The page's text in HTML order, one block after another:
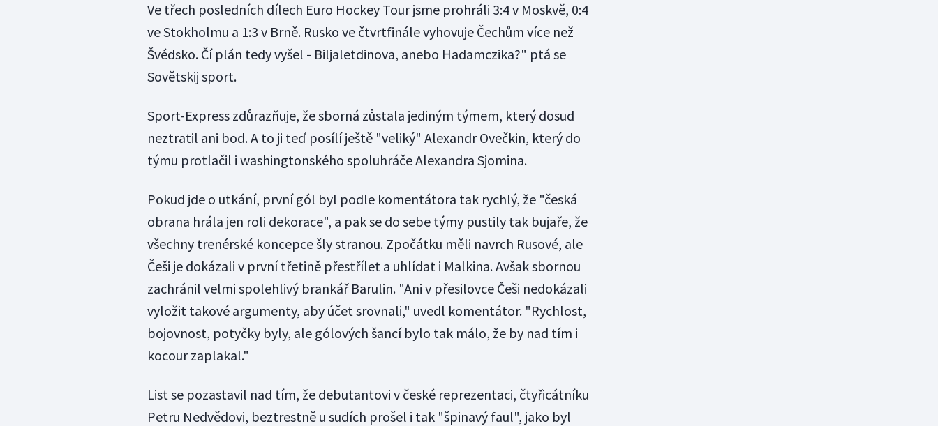
Ve třech posledních dílech Euro Hockey Tour jsme prohráli 3:4 v Moskvě, 0:4
ve Stokholmu a 1:3 v Brně. Rusko ve čtvrtfinále vyhovuje Čechům více než
Švédsko. Čí plán tedy vyšel - Biljaletdinova, anebo Hadamczika?" ptá se
Sovětskij sport.
Sport-Express zdůrazňuje, že sborná zůstala jediným týmem, který dosud
neztratil ani bod. A to ji teď posílí ještě "veliký" Alexandr Ovečkin, který do
týmu protlačil i washingtonského spoluhráče Alexandra Sjomina.
Pokud jde o utkání, první gól byl podle komentátora tak rychlý, že "česká
obrana hrála jen roli dekorace", a pak se do sebe týmy pustily tak bujaře, že
všechny trenérské koncepce šly stranou. Zpočátku měli navrch Rusové, ale
Češi je dokázali v první třetině přestřílet a uhlídat i Malkina. Avšak sbornou
zachránil velmi spolehlivý brankář Barulin. "Ani v přesilovce Češi nedokázali
vyložit takové argumenty, aby účet srovnali," uvedl komentátor. "Rychlost,
bojovnost, potyčky byly, ale gólových šancí bylo tak málo, že by nad tím i
kocour zaplakal."
List se pozastavil nad tím, že debutantovi v české reprezentaci, čtyřicátníku
Petru Nedvědovi, beztrestně u sudích prošel i tak "špinavý faul", jako byl